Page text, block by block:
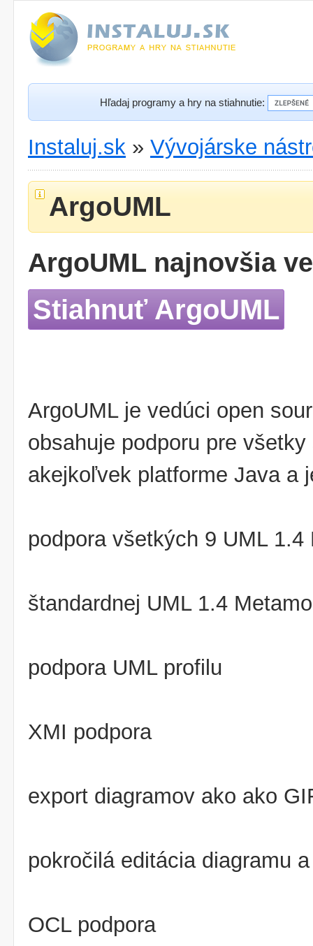
Hľadaj programy a hry na stiahnutie:
Instaluj.sk » Vývojárske
ArgoUML
ArgoUML najnovšia
Stiahnuť ArgoUML
ArgoUML je vedúci open
obsahuje podporu pre
akejkoľvek platforme Java a
podpora všetkých 9 UML 1.4
štandardnej UML 1.4
podpora UML profilu
XMI podpora
export diagramov ako ako
pokročilá editácia diagramu
OCL podpora